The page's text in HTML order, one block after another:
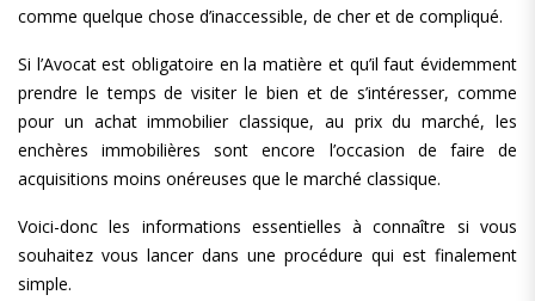
comme quelque chose d’inaccessible, de cher et de compliqué.
Si l’Avocat est obligatoire en la matière et qu’il faut évidemment
prendre le temps de visiter le bien et de s’intéresser, comme
pour un achat immobilier classique, au prix du marché, les
enchères immobilières sont encore l’occasion de faire de
acquisitions moins onéreuses que le marché classique.
Voici-donc les informations essentielles à connaître si vous
souhaitez vous lancer dans une procédure qui est finalement
simple.